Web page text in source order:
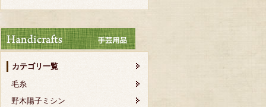
カテゴリ一覧
毛糸
野木陽子ミシン